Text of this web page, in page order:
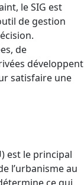
le SIG est
de gestion
de
développent
satisfaire une
est le principal
l’urbanisme au